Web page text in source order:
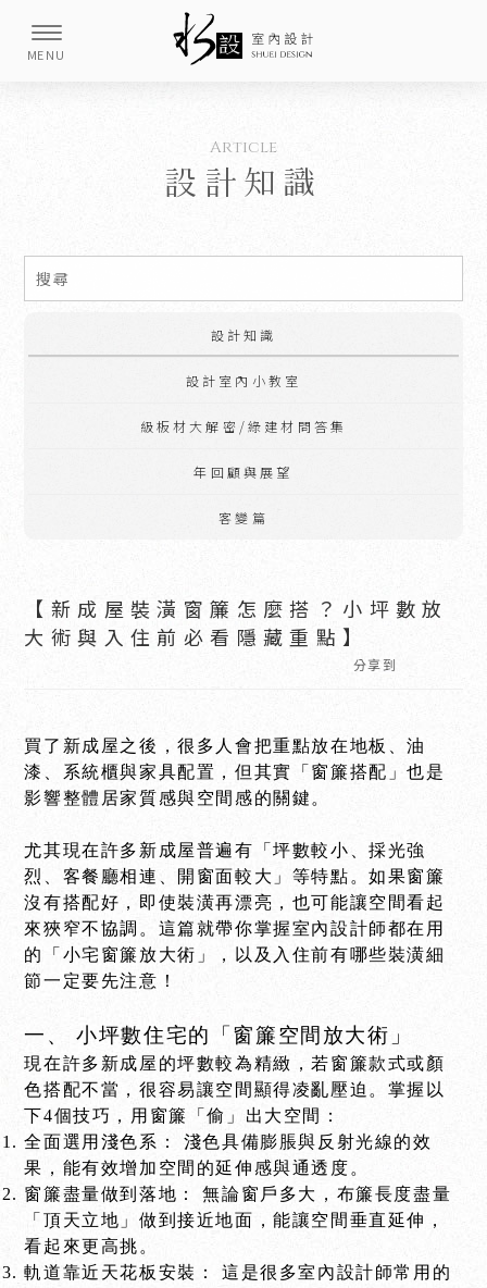
設計知識
設計知識
設計室內小教室
級板材大解密/綠建材問答集
年回顧與展望
客變篇
【新成屋裝潢窗簾怎麼搭？小坪數放
大術與入住前必看隱藏重點】
分享到
買了新成屋之後，很多人會把重點放在地板、油
漆、系統櫃與家具配置，但其實「窗簾搭配」也是
影響整體居家質感與空間感的關鍵。
尤其現在許多新成屋普遍有「坪數較小、採光強
烈、客餐廳相連、開窗面較大」等特點。如果窗簾
沒有搭配好，即使裝潢再漂亮，也可能讓空間看起
來狹窄不協調。這篇就帶你掌握室內設計師都在用
的「小宅窗簾放大術」，以及入住前有哪些裝潢細
節一定要先注意！
一、 小坪數住宅的「窗簾空間放大術」
現在許多新成屋的坪數較為精緻，若窗簾款式或顏
色搭配不當，很容易讓空間顯得凌亂壓迫。掌握以
下4個技巧，用窗簾「偷」出大空間：
全面選用淺色系： 淺色具備膨脹與反射光線的效
果，能有效增加空間的延伸感與通透度。
窗簾盡量做到落地： 無論窗戶多大，布簾長度盡量
「頂天立地」做到接近地面，能讓空間垂直延伸，
看起來更高挑。
軌道靠近天花板安裝： 這是很多室內設計師常用的